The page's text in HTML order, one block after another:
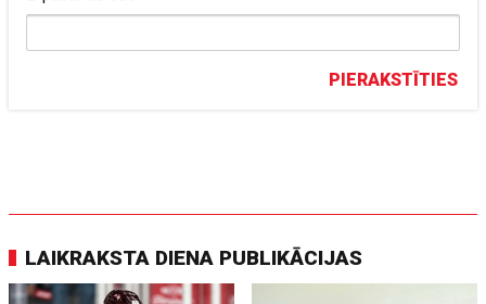
PIERAKSTĪTIES
LAIKRAKSTA DIENA PUBLIKĀCIJAS